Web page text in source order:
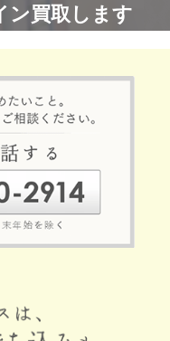
ン買取します